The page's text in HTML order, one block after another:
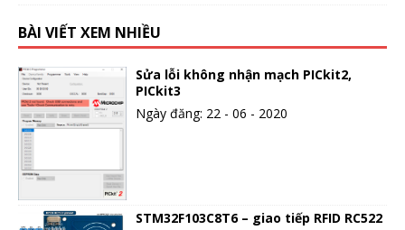
BÀI VIẾT XEM NHIỀU
Sửa lỗi không nhận mạch PICkit2,
PICkit3
Ngày đăng: 22 - 06 - 2020
STM32F103C8T6 – giao tiếp RFID RC522